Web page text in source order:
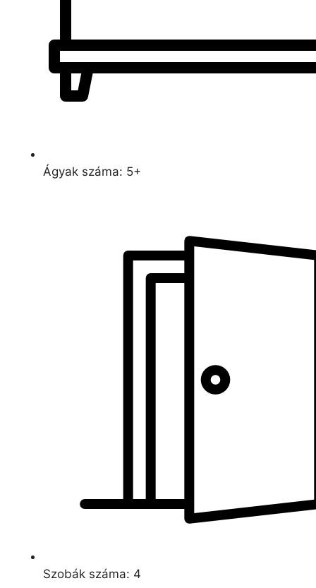
Ágyak száma: 5+
Szobák száma: 4